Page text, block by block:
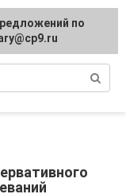
по